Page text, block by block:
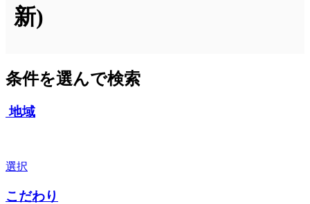
新)
条件を選んで検索
地域
選択
こだわり